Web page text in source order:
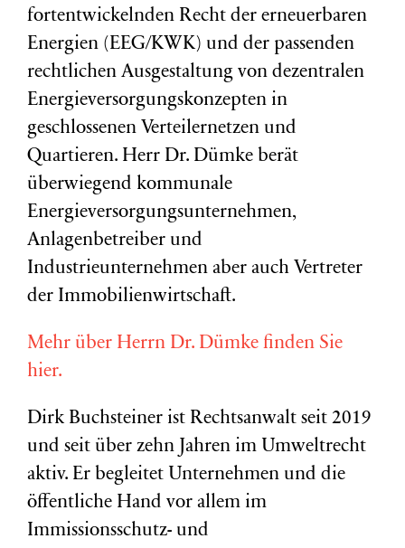
fortentwickelnden Recht der erneuerbaren
Energien (EEG/KWK) und der passenden
rechtlichen Ausgestaltung von dezentralen
Energieversorgungskonzepten in
geschlossenen Verteilernetzen und
Quartieren. Herr Dr. Dümke berät
überwiegend kommunale
Energieversorgungsunternehmen,
Anlagenbetreiber und
Industrieunternehmen aber auch Vertreter
der Immobilienwirtschaft.
Mehr über Herrn Dr. Dümke finden Sie
hier.
Dirk Buchsteiner ist Rechtsanwalt seit 2019
und seit über zehn Jahren im Umweltrecht
aktiv. Er begleitet Unternehmen und die
öffentliche Hand vor allem im
Immissionsschutz- und